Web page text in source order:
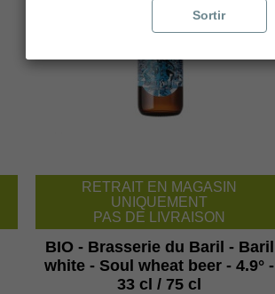
RETRAIT EN MAGASIN
UNIQUEMENT
PAS DE LIVRAISON
BIO - Brasserie du Baril - Baril
white - Soul wheat beer - 4.9° -
33 cl / 75 cl
Sortir